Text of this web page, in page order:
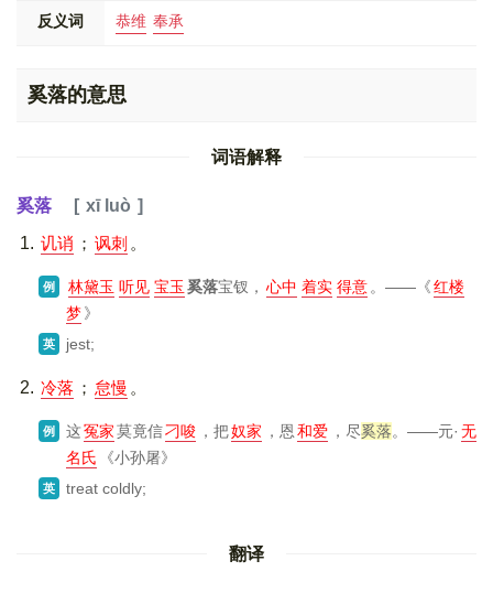
反义词 恭维 奉承
奚落的意思
词语解释
奚落
xī luò
讥诮 ； 讽刺 。
例 林黛玉 听见 宝玉 奚落宝钗， 心中 着实 得意 。—— 《红楼
梦》
英 jest;
冷落 ； 怠慢 。
例 这冤家莫竟信刁唆 ，把奴家 ，恩 和爱 ，尽奚落。——元· 无
名氏
《小孙屠》
英 treat coldly;
翻译